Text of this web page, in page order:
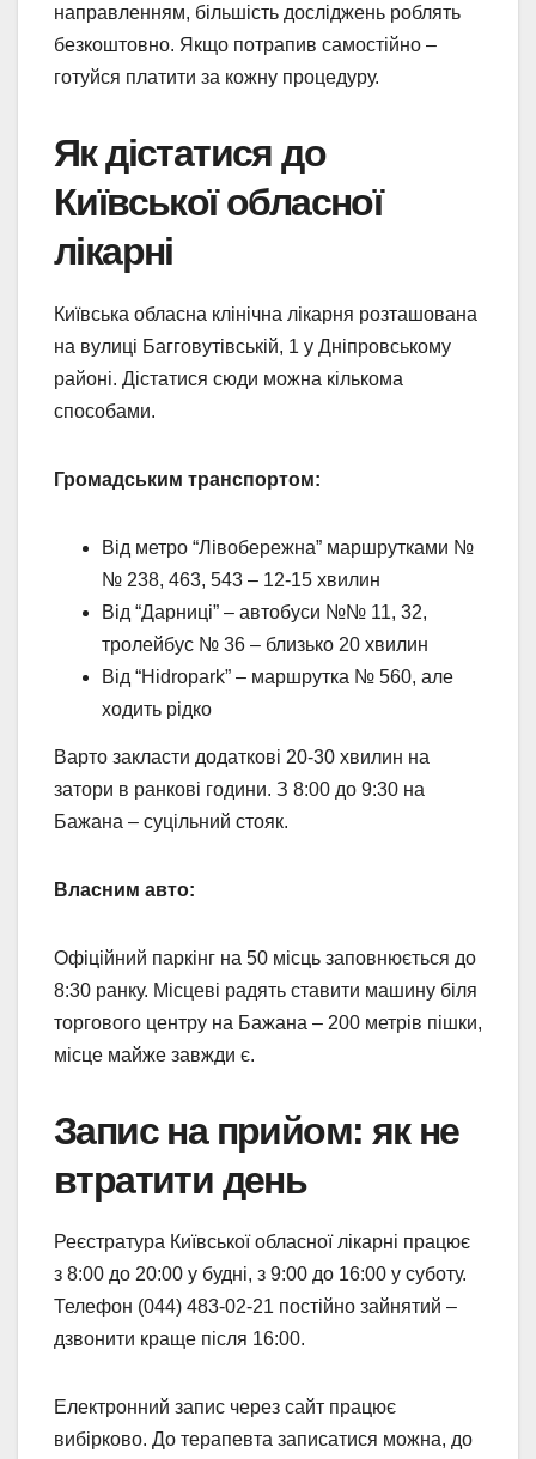
направленням, більшість досліджень роблять
безкоштовно. Якщо потрапив самостійно –
готуйся платити за кожну процедуру.
Як дістатися до
Київської обласної
лікарні
Київська обласна клінічна лікарня розташована
на вулиці Багговутівській, 1 у Дніпровському
районі. Дістатися сюди можна кількома
способами.
Громадським транспортом:
Від метро “Лівобережна” маршрутками №
№ 238, 463, 543 – 12-15 хвилин
Від “Дарниці” – автобуси №№ 11, 32,
тролейбус № 36 – близько 20 хвилин
Від “Hidropark” – маршрутка № 560, але
ходить рідко
Варто закласти додаткові 20-30 хвилин на
затори в ранкові години. З 8:00 до 9:30 на
Бажана – суцільний стояк.
Власним авто:
Офіційний паркінг на 50 місць заповнюється до
8:30 ранку. Місцеві радять ставити машину біля
торгового центру на Бажана – 200 метрів пішки,
місце майже завжди є.
Запис на прийом: як не
втратити день
Реєстратура Київської обласної лікарні працює
з 8:00 до 20:00 у будні, з 9:00 до 16:00 у суботу.
Телефон (044) 483-02-21 постійно зайнятий –
дзвонити краще після 16:00.
Електронний запис через сайт працює
вибірково. До терапевта записатися можна, до